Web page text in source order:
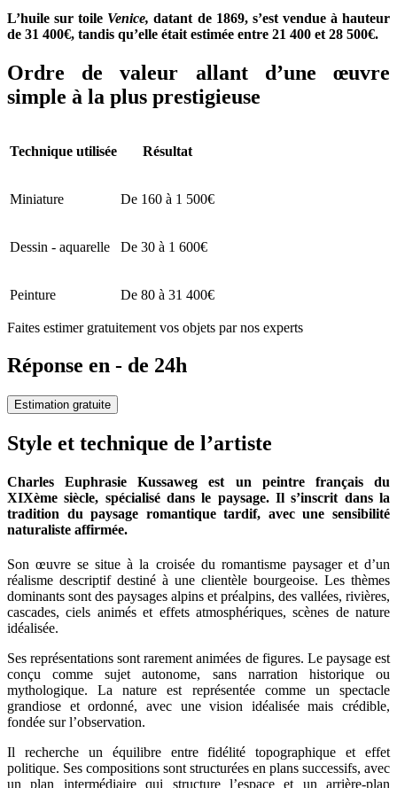
L’huile sur toile Venice,datant de 1869, s’est vendue à hauteur
de 31 400€, tandis qu’elle était estimée entre 21 400 et 28 500€.
Ordre de valeur allant d’une œuvre
simple à la plus prestigieuse
Technique utilisée Résultat
Miniature De 160 à 1 500€
Dessin - aquarelle De 30 à 1 600€
Peinture De 80 à 31 400€
Faites estimer gratuitement vos objets par nos experts
Réponse en - de 24h
Estimation gratuite
Style et technique de l’artiste
Charles Euphrasie Kussaweg est un peintre français du
XIXème siècle, spécialisé dans le paysage. Il s’inscrit dans la
tradition du paysage romantique tardif, avec une sensibilité
naturaliste affirmée.
Son œuvre se situe à la croisée du romantisme paysager et d’un
réalisme descriptif destiné à une clientèle bourgeoise. Les thèmes
dominants sont des paysages alpins et préalpins, des vallées, rivières,
cascades, ciels animés et effets atmosphériques, scènes de nature
idéalisée.
Ses représentations sont rarement animées de figures. Le paysage est
conçu comme sujet autonome, sans narration historique ou
mythologique. La nature est représentée comme un spectacle
grandiose et ordonné, avec une vision idéalisée mais crédible,
fondée sur l’observation.
Il recherche un équilibre entre fidélité topographique et effet
politique. Ses compositions sont structurées en plans successifs, avec
un plan intermédiaire qui structure l’espace et un arrière-plan